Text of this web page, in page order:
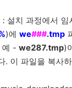
: 설치 과정에서 임
)에 we###.tmp
예 - we287.tmp)
. 이 파일을 복사